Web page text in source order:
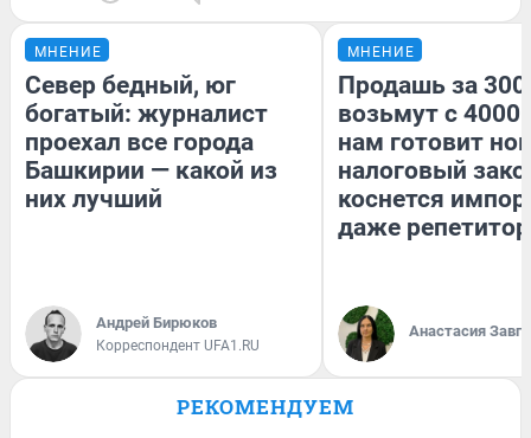
МНЕНИЕ
Север бедный, юг
богатый: журналист
проехал все города
Башкирии — какой из
них лучший
Андрей Бирюков
Корреспондент UFA1.RU
МНЕНИЕ
Продашь за
возьмут с
нам готовит
налоговый
коснется
даже
Анастасия
РЕКОМЕНДУЕМ